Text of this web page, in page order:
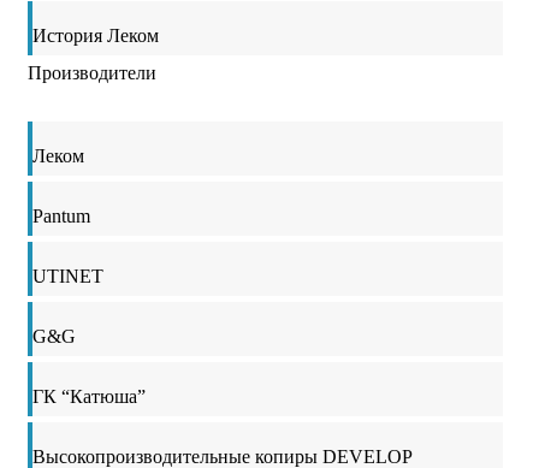
История Леком
Производители
Леком
Pantum
UTINET
G&G
ГК “Катюша”
Высокопроизводительные копиры DEVELOP